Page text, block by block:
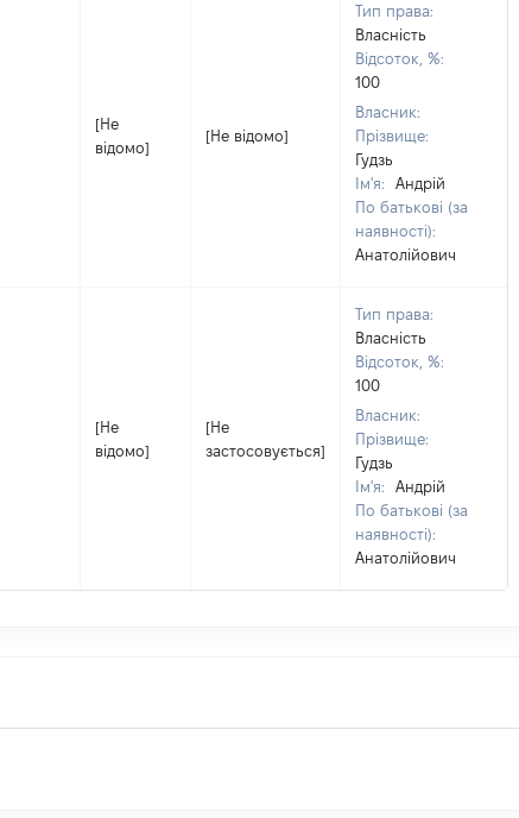
[Не
відомо]
[Не відомо]
Тип права:
Власність
Відсоток, %:
100
Власник:
Прізвище:
Гудзь
Ім'я:
Андрій
По батькові (за
наявності):
Анатолійович
[Не
відомо]
[Не
застосовується]
Тип права:
Власність
Відсоток, %:
100
Власник:
Прізвище:
Гудзь
Ім'я:
Андрій
По батькові (за
наявності):
Анатолійович